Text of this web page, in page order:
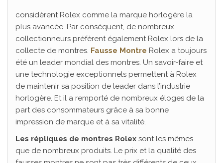
considèrent Rolex comme la marque horlogère la
plus avancée. Par conséquent, de nombreux
collectionneurs préfèrent également Rolex lors de la
collecte de montres. Fausse Montre Rolex a toujours
été un leader mondial des montres. Un savoir-faire et
une technologie exceptionnels permettent à Rolex
de maintenir sa position de leader dans l’industrie
horlogère. Et il a remporté de nombreux éloges de la
part des consommateurs grâce à sa bonne
impression de marque et à sa vitalité.
Les répliques de montres Rolex sont les mêmes
que de nombreux produits. Le prix et la qualité des